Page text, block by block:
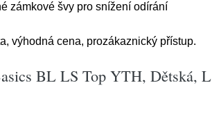
zámkové švy pro snížení odírání
výhodná cena, prozákaznický přístup.
BL LS Top YTH, Dětská, L